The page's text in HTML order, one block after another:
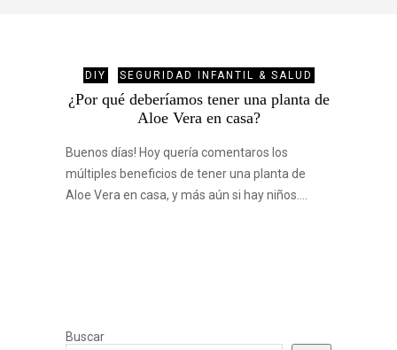
DIY SEGURIDAD INFANTIL & SALUD
¿Por qué deberíamos tener una planta de
Aloe Vera en casa?
Buenos días! Hoy quería comentaros los
múltiples beneficios de tener una planta de
Aloe Vera en casa, y más aún si hay niños.…
Buscar